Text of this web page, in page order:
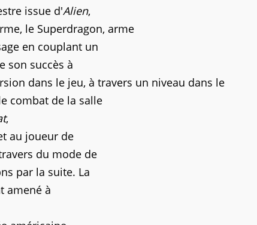
issue d'Alien,
le Superdragon, arme
en couplant un
son succès à
dans le jeu, à travers un niveau dans le
combat de la salle
,
au joueur de
du mode de
par la suite. La
amené à